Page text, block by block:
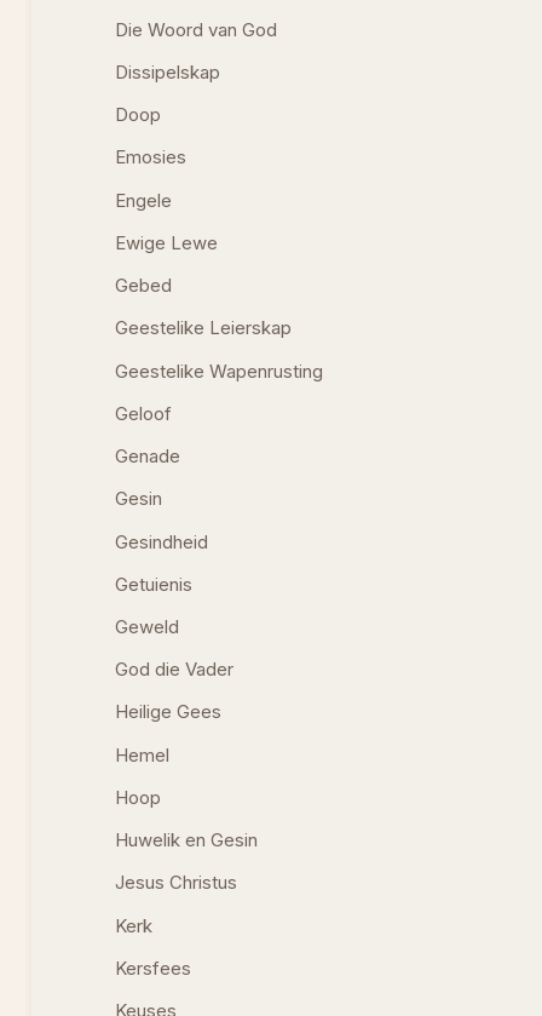
Die Woord van God
Dissipelskap
Doop
Emosies
Engele
Ewige Lewe
Gebed
Geestelike Leierskap
Geestelike Wapenrusting
Geloof
Genade
Gesin
Gesindheid
Getuienis
Geweld
God die Vader
Heilige Gees
Hemel
Hoop
Huwelik en Gesin
Jesus Christus
Kerk
Kersfees
Keuses